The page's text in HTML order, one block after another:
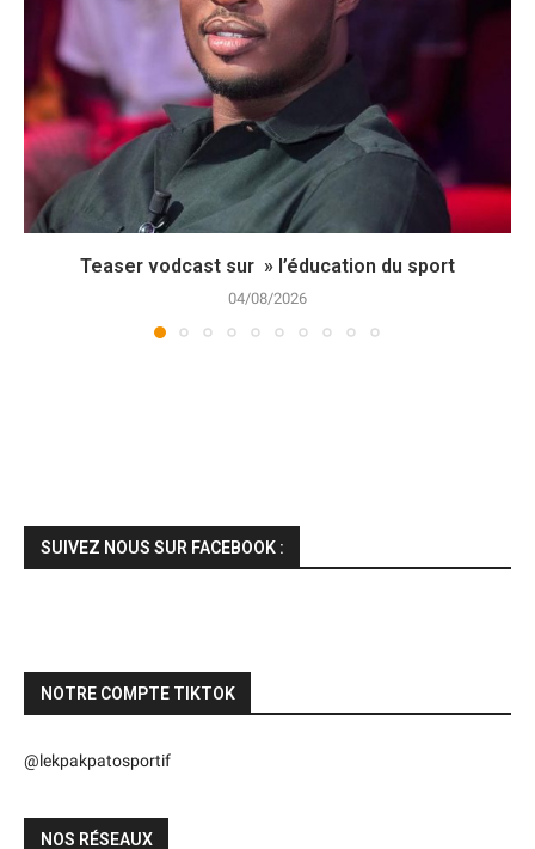
Teaser vodcast sur » l’éducation du sport
04/08/2026
SUIVEZ NOUS SUR FACEBOOK :
NOTRE COMPTE TIKTOK
@lekpakpatosportif
NOS RÉSEAUX